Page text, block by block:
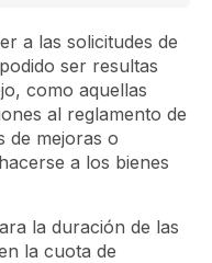
a las solicitudes de
ser resultas
como aquellas
al reglamento de
de mejoras o
a los bienes
la duración de las
la cuota de